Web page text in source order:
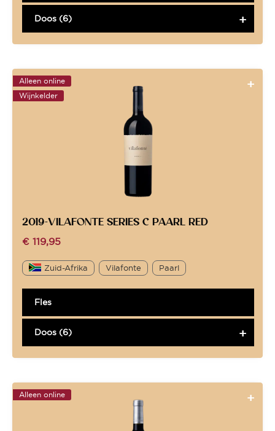
Doos (6)
Alleen online
Wijnkelder
2019-VILAFONTE SERIES C PAARL RED
€ 119,95
Zuid-Afrika Vilafonte Paarl
Fles
Doos (6)
Alleen online